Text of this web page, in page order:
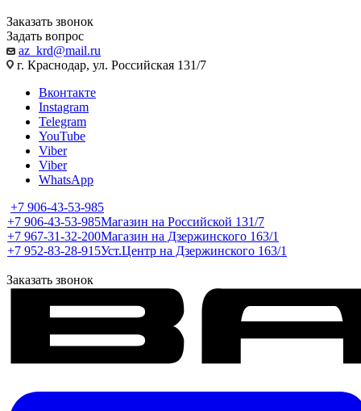
Заказать звонок
Задать вопрос
az_krd@mail.ru
г. Краснодар, ул. Российская 131/7
Вконтакте
Instagram
Telegram
YouTube
Viber
Viber
WhatsApp
+7 906-43-53-985
+7 906-43-53-985Магазин на Российской 131/7
+7 967-31-32-200Магазин на Дзержинского 163/1
+7 952-83-28-915Уст.Центр на Дзержинского 163/1
Заказать звонок